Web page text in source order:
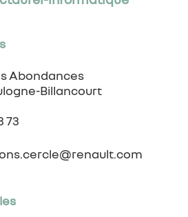
Abondances
Billancourt
73